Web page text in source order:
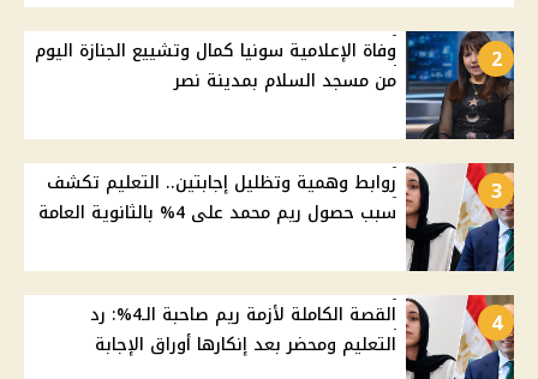
2
وفاة الإعلامية سونيا كمال وتشييع الجنازة اليوم
من مسجد السلام بمدينة نصر
3
روابط وهمية وتظليل إجابتين.. التعليم تكشف
سبب حصول ريم محمد على 4% بالثانوية العامة
4
القصة الكاملة لأزمة ريم صاحبة الـ4%: رد
التعليم ومحضر بعد إنكارها أوراق الإجابة